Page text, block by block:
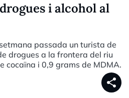
i alcohol al
passada un turista de
drogues a la frontera del riu
cocaïna i 0,9 grams de MDMA.
share